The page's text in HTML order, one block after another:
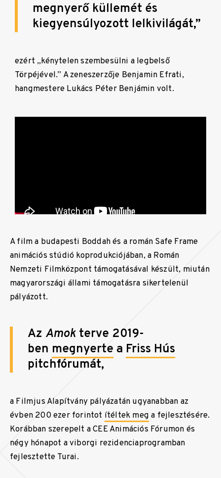
megnyerő küllemét és
kiegyensúlyozott lelkivilágát,”
ezért „kénytelen szembesülni a legbelső
Törpéjével.” A zeneszerzője Benjamin Efrati,
hangmestere Lukács Péter Benjámin volt.
A film a budapesti Boddah és a román Safe Frame
animációs stúdió koprodukciójában, a Román
Nemzeti Filmközpont támogatásával készült, miután
magyarországi állami támogatásra sikertelenül
pályázott.
Az Amok terve 2019-
ben megnyerte a Friss Hús
pitchfórumát,
a Filmjus Alapítvány pályázatán ugyanabban az
évben 200 ezer forintot ítéltek meg a fejlesztésére.
Korábban szerepelt a CEE Animációs Fórumon és
négy hónapot a viborgi rezidenciaprogramban
fejlesztette Turai.